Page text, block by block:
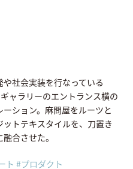
社会実装を行なっている
ャラリーのエントランス横の
ション。麻問屋をルーツと
トテキスタイルを、刀置き
合させた。
ト #プロダクト